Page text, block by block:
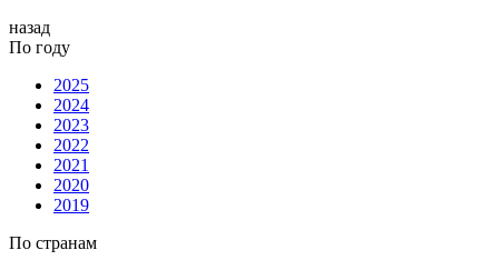
назад
По году
2025
2024
2023
2022
2021
2020
2019
По странам